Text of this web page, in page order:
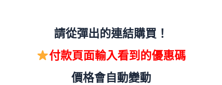
請從彈出的連結購買！
付款頁面輸入看到的優惠碼
價格會自動變動